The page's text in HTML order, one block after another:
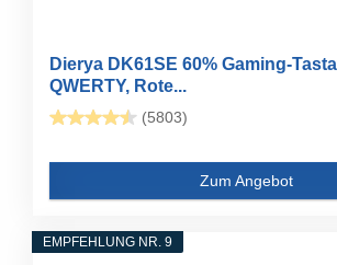
Dierya DK61SE 60% Gaming-
QWERTY, Rote...
(5803)
Zum Angebot
EMPFEHLUNG NR. 9